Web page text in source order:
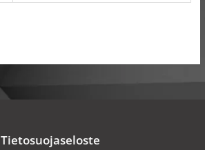
Tietosuojaseloste